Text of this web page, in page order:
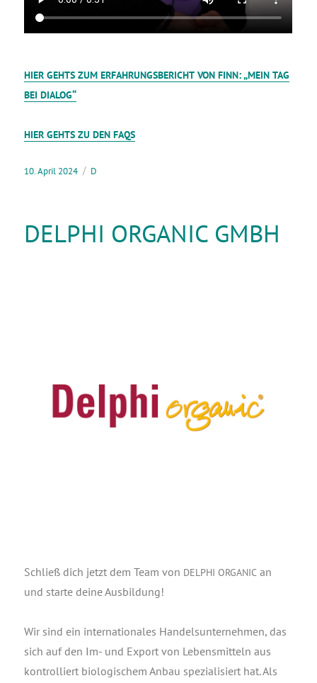
HIER GEHTS ZUM ERFAHRUNGSBERICHT VON FINN: „MEIN TAG
BEI DIALOG“
HIER GEHTS ZU DEN FAQS
10. April 2024 D
DELPHI ORGANIC GMBH
Schließ dich jetzt dem Team von DELPHI ORGANIC an
und star­te dei­ne Aus­bil­dung!
Wir sind ein inter­na­tio­na­les Han­dels­un­ter­neh­men, das
sich auf den Im- und Export von Lebens­mit­teln aus
kon­trol­liert bio­lo­gi­schem Anbau spe­zia­li­siert hat. Als